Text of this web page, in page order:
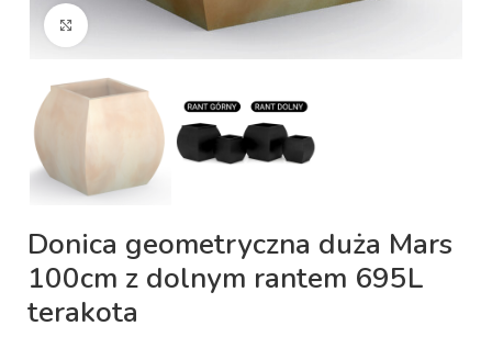
Kliknij aby powiększyć
Donica geometryczna duża Mars
100cm z dolnym rantem 695L
terakota